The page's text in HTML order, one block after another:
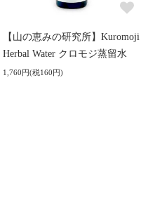
【山の恵みの研究所】Kuromoji
Herbal Water クロモジ蒸留水
1,760円(税160円)